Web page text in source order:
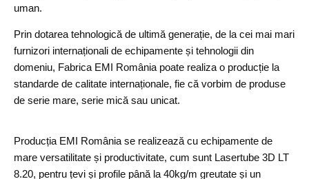
uman.
Prin dotarea tehnologică de ultimă generație, de la cei mai mari
furnizori internaționali de echipamente și tehnologii din
domeniu, Fabrica EMI România poate realiza o producție la
standarde de calitate internaționale, fie că vorbim de produse
de serie mare, serie mică sau unicat.
Producția EMI România se realizează cu echipamente de
mare versatilitate și productivitate, cum sunt Lasertube 3D LT
8.20, pentru țevi și profile până la 40kg/m greutate și un